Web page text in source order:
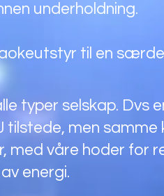
underholdning.
til en
typer selskap. Dvs
tilstede, men
med våre hoder for
energi.